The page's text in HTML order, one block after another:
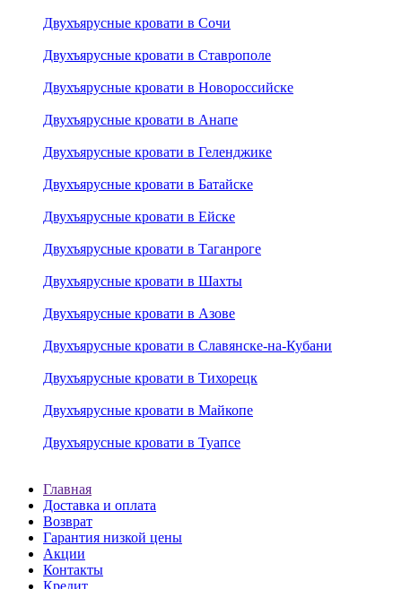
Двухъярусные кровати в Сочи
Двухъярусные кровати в Ставрополе
Двухъярусные кровати в Новороссийске
Двухъярусные кровати в Анапе
Двухъярусные кровати в Геленджике
Двухъярусные кровати в Батайске
Двухъярусные кровати в Ейске
Двухъярусные кровати в Таганроге
Двухъярусные кровати в Шахты
Двухъярусные кровати в Азове
Двухъярусные кровати в Славянске-на-Кубани
Двухъярусные кровати в Тихорецк
Двухъярусные кровати в Майкопе
Двухъярусные кровати в Туапсе
Главная
Доставка и оплата
Возврат
Гарантия низкой цены
Акции
Контакты